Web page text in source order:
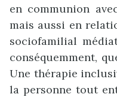
en communion
mais aussi en
sociofamilial
conséquemment,
Une thérapie
la personne tout